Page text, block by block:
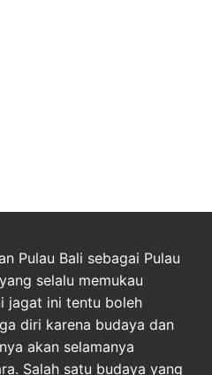
Pulau Bali sebagai Pulau
selalu memukau
jagat ini tentu boleh
diri karena budaya dan
akan selamanya
Salah satu budaya yang